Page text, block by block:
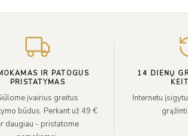
IR PATOGUS
PRISTATYMAS
įvairius greitus
būdus. Perkant už 49 €
daugiau - pristatome
14 DIENŲ
Internetu